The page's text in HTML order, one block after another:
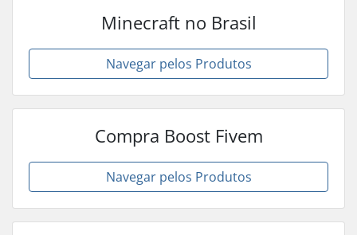
Minecraft no Brasil
Navegar pelos Produtos
Compra Boost Fivem
Navegar pelos Produtos